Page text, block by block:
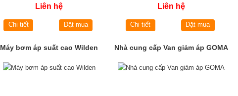
Liên hệ
Chi tiết Đặt mua
Liên hệ
Chi tiết Đặt mua
Máy bơm áp suất cao Wilden Nhà cung cấp Van giảm áp GOMA